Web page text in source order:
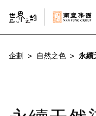
企劃 自然之色 永續